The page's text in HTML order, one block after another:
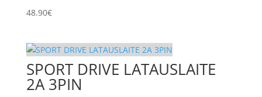
48.90€
SPORT DRIVE LATAUSLAITE
2A 3PIN